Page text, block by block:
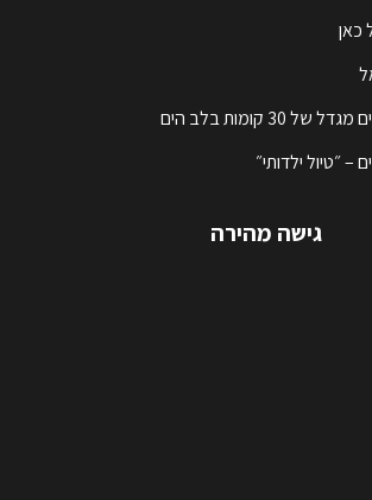
כאן
קומות בלב הים
– ״טיול ילדותי״
גישה מהירה